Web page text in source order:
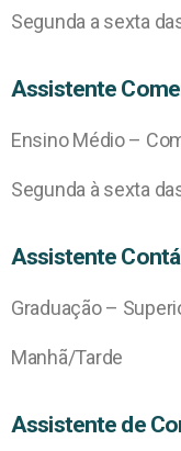
Segunda a sexta
Assistente
Ensino Médio –
Segunda à sexta
Assistente
Graduação –
Manhã/Tarde
Assistente de